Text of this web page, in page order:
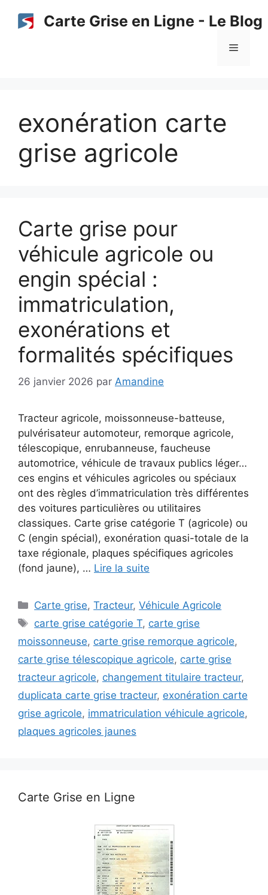
Carte Grise en Ligne - Le Blog
Menu
exonération carte
grise agricole
Carte grise pour
véhicule agricole ou
engin spécial :
immatriculation,
exonérations et
formalités spécifiques
26 janvier 2026 par Amandine
Tracteur agricole, moissonneuse-batteuse,
pulvérisateur automoteur, remorque agricole,
télescopique, enrubanneuse, faucheuse
automotrice, véhicule de travaux publics léger…
ces engins et véhicules agricoles ou spéciaux
ont des règles d’immatriculation très différentes
des voitures particulières ou utilitaires
classiques. Carte grise catégorie T (agricole) ou
C (engin spécial), exonération quasi-totale de la
taxe régionale, plaques spécifiques agricoles
(fond jaune), … Lire la suite
Catégories
Carte grise,Tracteur,Véhicule Agricole
Étiquettes
carte grise catégorie T, carte grise
moissonneuse, carte grise remorque agricole,
carte grise télescopique agricole, carte grise
tracteur agricole, changement titulaire tracteur,
duplicata carte grise tracteur, exonération carte
grise agricole, immatriculation véhicule agricole,
plaques agricoles jaunes
Carte Grise en Ligne